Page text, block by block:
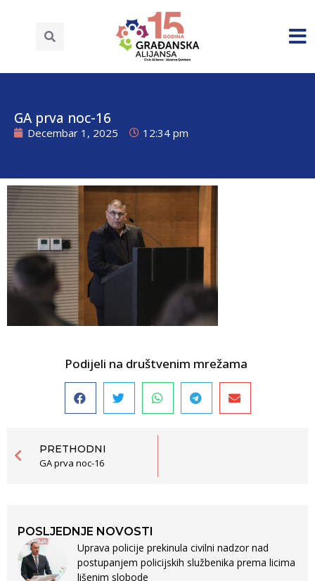
GA prva noc-16
Decembar 1, 2025 12:34 pm
Podijeli na društvenim mrežama
PRETHODNI
GA prva noc-16
POSLJEDNJE NOVOSTI
Uprava policije prekinula civilni nadzor nad
postupanjem policijskih službenika prema licima
lišenim slobode